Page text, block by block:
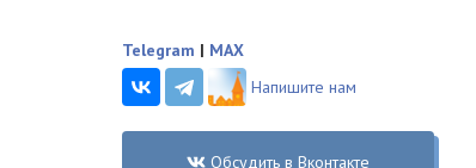
Telegram | MAX
Напишите нам
Обсудить в Вконтакте